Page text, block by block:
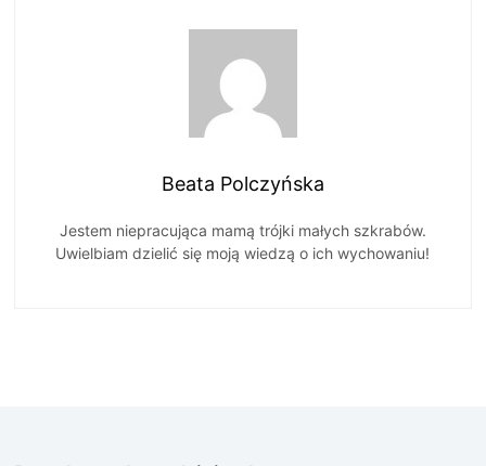
Beata Polczyńska
Jestem niepracująca mamą trójki małych szkrabów.
Uwielbiam dzielić się moją wiedzą o ich wychowaniu!